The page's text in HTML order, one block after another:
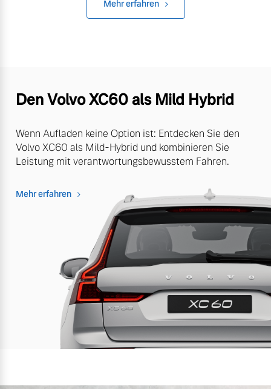
Mehr erfahren
Den Volvo XC60 als Mild Hybrid
Wenn Aufladen keine Option ist: Entdecken Sie den
Volvo XC60 als Mild-Hybrid und kombinieren Sie
Leistung mit verantwortungsbewusstem Fahren.
Mehr erfahren